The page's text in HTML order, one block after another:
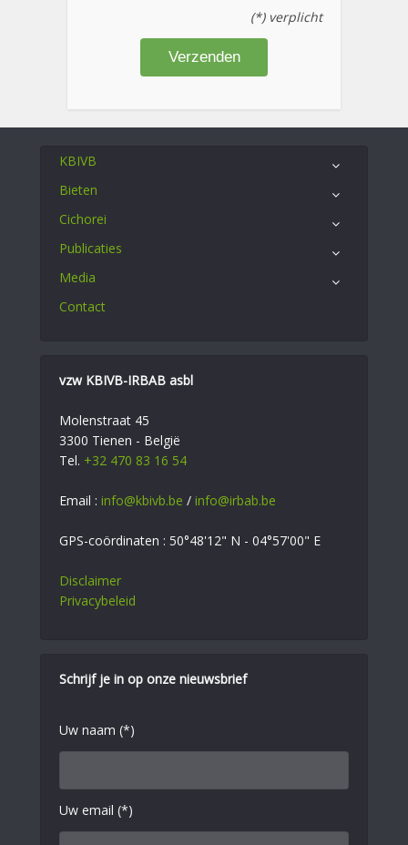
(*) verplicht
KBIVB
Bieten
Cichorei
Publicaties
Media
Contact
vzw KBIVB-IRBAB asbl
Molenstraat 45
3300 Tienen - België
Tel. +32 470 83 16 54
Email : info@kbivb.be / info@irbab.be
GPS-coördinaten : 50°48'12" N - 04°57'00" E
Disclaimer
Privacybeleid
Schrijf je in op onze nieuwsbrief
Uw naam (*)
Uw email (*)